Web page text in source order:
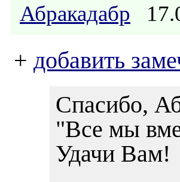
Абракадабр
+ добавить
Спасибо,
"Все мы
Удачи Вам!